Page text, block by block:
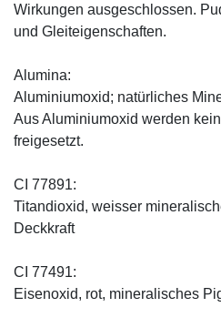
Wirkungen ausgeschlossen.
und Gleiteigenschaften.
Alumina:
Aluminiumoxid; natürliches
Aus Aluminiumoxid werden
freigesetzt.
CI 77891:
Titandioxid, weisser
Deckkraft
CI 77491:
Eisenoxid, rot, mineralisches